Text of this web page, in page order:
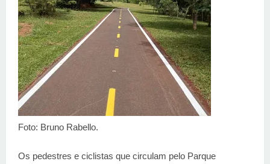
Foto: Bruno Rabello.
Os pedestres e ciclistas que circulam pelo Parque